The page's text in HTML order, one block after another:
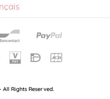
All Rights Reserved.